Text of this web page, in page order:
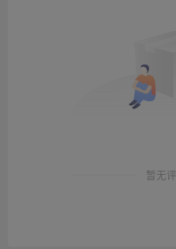
暂无